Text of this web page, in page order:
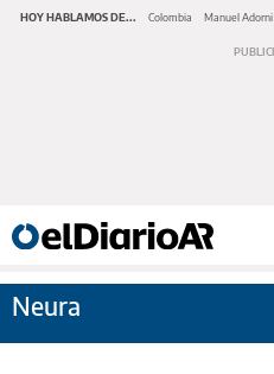
HOY HABLAMOS DE... Colombia Manuel Adorni
Neura